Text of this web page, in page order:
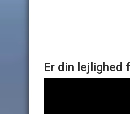
Er din lejlighed